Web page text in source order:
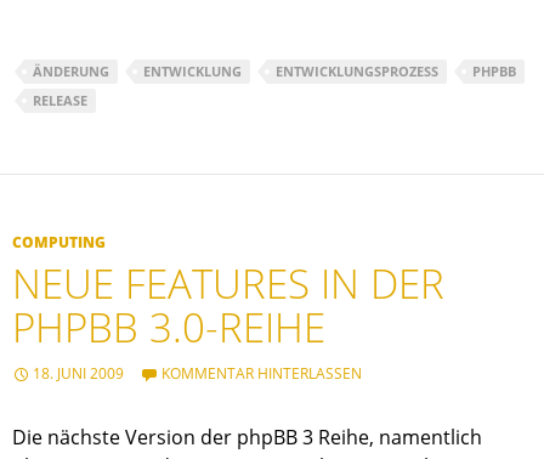
ÄNDERUNG ENTWICKLUNG ENTWICKLUNGSPROZESS
PHPBB
RELEASE
COMPUTING
NEUE FEATURES IN DER
PHPBB 3.0-REIHE
18. JUNI 2009 KOMMENTAR HINTERLASSEN
Die nächste Version der phpBB 3 Reihe, namentlich